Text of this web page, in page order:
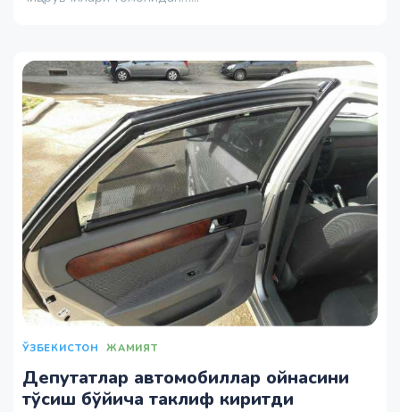
ЎЗБЕКИСТОН ЖАМИЯТ
Депутатлар автомобиллар ойнасини
тўсиш бўйича таклиф киритди